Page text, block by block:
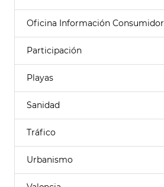
Oficina Información Consumidor
Participación
Playas
Sanidad
Tráfico
Urbanismo